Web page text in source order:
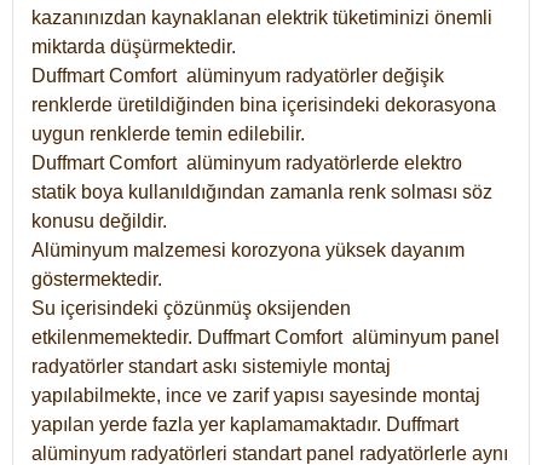
kazanınızdan kaynaklanan elektrik tüketiminizi önemli
miktarda düşürmektedir.
Duffmart Comfort alüminyum radyatörler değişik
renklerde üretildiğinden bina içerisindeki dekorasyona
uygun renklerde temin edilebilir.
DuffmartComfort alüminyum radyatörlerde elektro
statik boya kullanıldığından zamanla renk solması söz
konusu değildir.
Alüminyum malzemesi korozyona yüksek dayanım
göstermektedir.
Su içerisindeki çözünmüş oksijenden
etkilenmemektedir. DuffmartComfort alüminyum panel
radyatörler standart askı sistemiyle montaj
yapılabilmekte, ince ve zarif yapısı sayesinde montaj
yapılan yerde fazla yer kaplamamaktadır. Duffmart
alüminyum radyatörleri standart panel radyatörlerle aynı